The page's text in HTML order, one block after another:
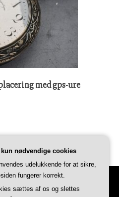
med gps-ure
| ideertilfamilien.dk
nødvendige cookies
udelukkende for at sikre,
fungerer korrekt.
sættes af os og slettes